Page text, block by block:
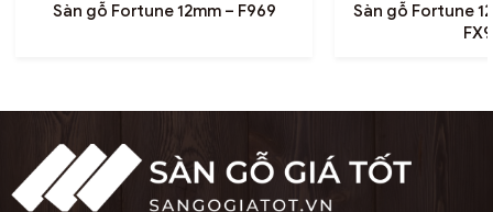
Sàn gỗ Fortune 12mm – F969
Sàn gỗ Fortune